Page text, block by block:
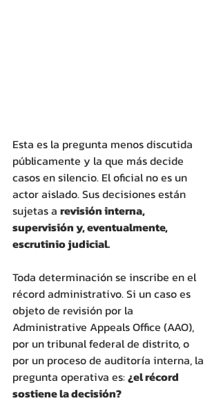
Esta es la pregunta menos discutida
públicamente y la que más decide
casos en silencio. El oficial no es un
actor aislado. Sus decisiones están
sujetas a revisión interna,
supervisión y, eventualmente,
escrutinio judicial.
Toda determinación se inscribe en el
récord administrativo. Si un caso es
objeto de revisión por la
Administrative Appeals Office (AAO),
por un tribunal federal de distrito, o
por un proceso de auditoría interna, la
pregunta operativa es: ¿el récord
sostiene la decisión?